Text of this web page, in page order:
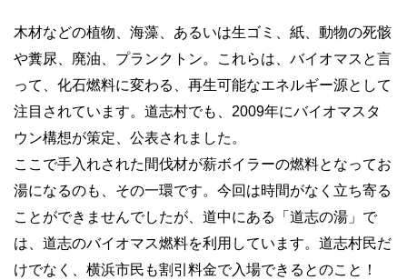
木材などの植物、海藻、あるいは生ゴミ、紙、動物の死骸
や糞尿、廃油、プランクトン。これらは、バイオマスと言
って、化石燃料に変わる、再生可能なエネルギー源として
注目されています。道志村でも、2009年にバイオマスタ
ウン構想が策定、公表されました。
ここで手入れされた間伐材が薪ボイラーの燃料となってお
湯になるのも、その一環です。今回は時間がなく立ち寄る
ことができませんでしたが、道中にある「道志の湯」で
は、道志のバイオマス燃料を利用しています。道志村民だ
けでなく、横浜市民も割引料金で入場できるとのこと！